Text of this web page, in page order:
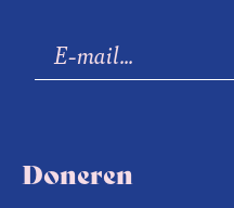
Doneren